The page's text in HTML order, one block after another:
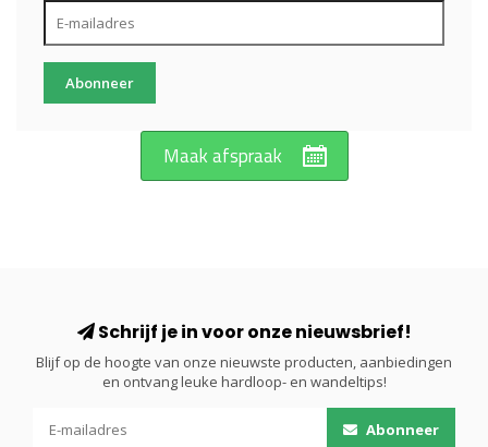
Abonneer
Maak afspraak
Schrijf je in voor onze nieuwsbrief!
Blijf op de hoogte van onze nieuwste producten, aanbiedingen
en ontvang leuke hardloop- en wandeltips!
Abonneer